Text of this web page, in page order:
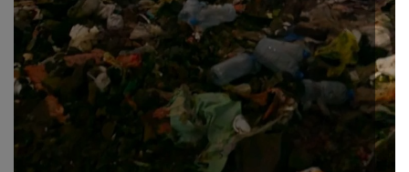
مجتمع مدني
معرض الصور